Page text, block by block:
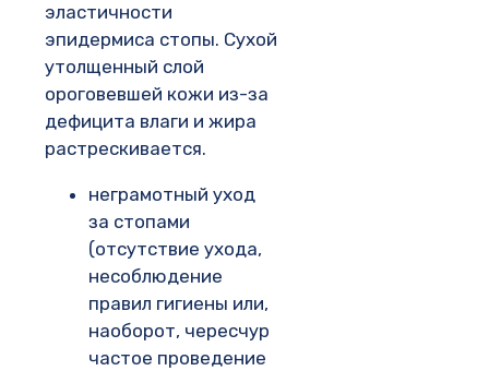
эластичности
эпидермиса стопы. Сухой
утолщенный слой
ороговевшей кожи из-за
дефицита влаги и жира
растрескивается.
неграмотный уход
за стопами
(отсутствие ухода,
несоблюдение
правил гигиены или,
наоборот, чересчур
частое проведение